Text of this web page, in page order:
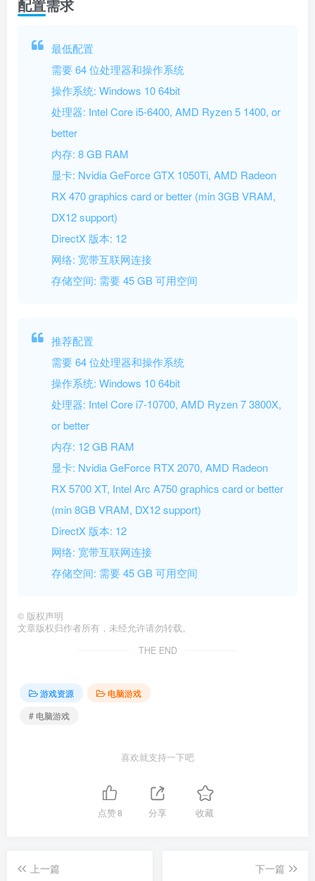
配置需求
最低配置
需要 64 位处理器和操作系统
操作系统: Windows 10 64bit
处理器: Intel Core i5-6400, AMD Ryzen 5 1400, or
better
内存: 8 GB RAM
显卡: Nvidia GeForce GTX 1050Ti, AMD Radeon
RX 470 graphics card or better (min 3GB VRAM,
DX12 support)
DirectX 版本: 12
网络: 宽带互联网连接
存储空间: 需要 45 GB 可用空间
推荐配置
需要 64 位处理器和操作系统
操作系统: Windows 10 64bit
处理器: Intel Core i7-10700, AMD Ryzen 7 3800X,
or better
内存: 12 GB RAM
显卡: Nvidia GeForce RTX 2070, AMD Radeon
RX 5700 XT, Intel Arc A750 graphics card or better
(min 8GB VRAM, DX12 support)
DirectX 版本: 12
网络: 宽带互联网连接
存储空间: 需要 45 GB 可用空间
© 版权声明
文章版权归作者所有，未经允许请勿转载。
THE END
游戏资源
电脑游戏
# 电脑游戏
喜欢就支持一下吧
点赞8 分享 收藏
上一篇
下一篇